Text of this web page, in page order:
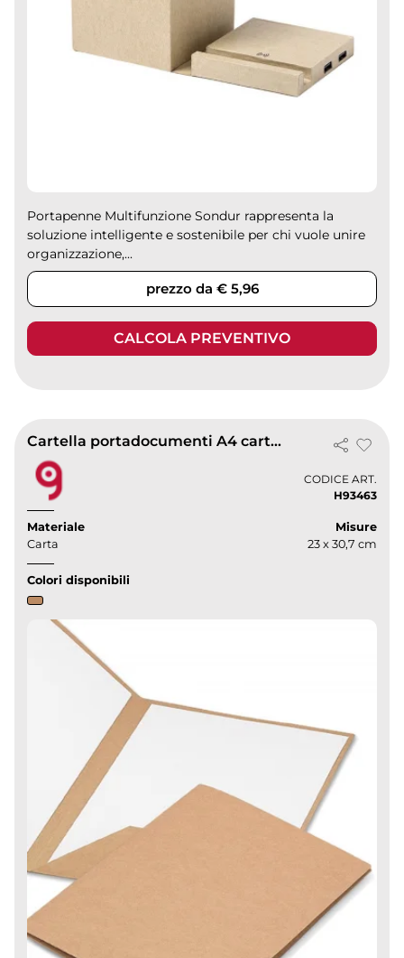
Portapenne Multifunzione Sondur rappresenta la
soluzione intelligente e sostenibile per chi vuole unire
organizzazione,...
prezzo da € 5,96
CALCOLA PREVENTIVO
Cartella portadocumenti A4 carta 400g bianca 23x30.7 cm
CODICE ART.
H93463
Materiale
Carta
Misure
23 x 30,7 cm
Colori disponibili